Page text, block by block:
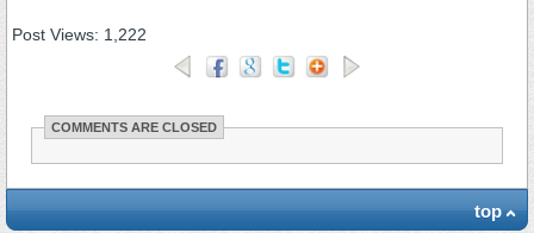
Post Views: 1,222
COMMENTS ARE CLOSED
top